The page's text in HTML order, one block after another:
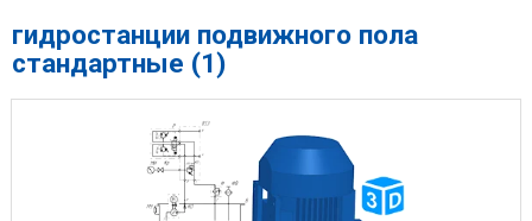
гидростанции подвижного пола
стандартные (1)